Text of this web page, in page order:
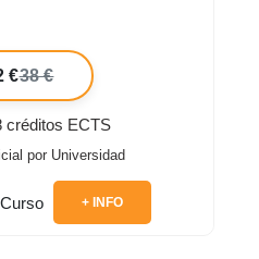
€38 €
créditos ECTS
por Universidad
+ INFO